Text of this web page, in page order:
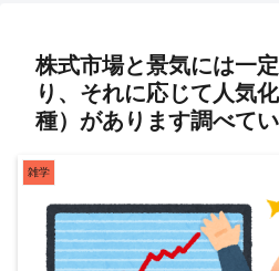
株式市場と景気には一
り、それに応じて人気
種）があります調べてい
雑学